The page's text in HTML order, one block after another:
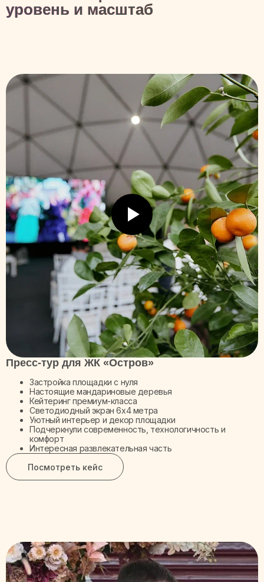
уровень и масштаб
Пресс-тур для ЖК «Остров»
Застройка площадки с нуля
Настоящие мандариновые деревья
Кейтеринг премиум-класса
Светодиодный экран 6х4 метра
Уютный интерьер и декор площадки
Подчеркнули современность, технологичность и
комфорт
Интересная развлекательная часть
Посмотреть кейс